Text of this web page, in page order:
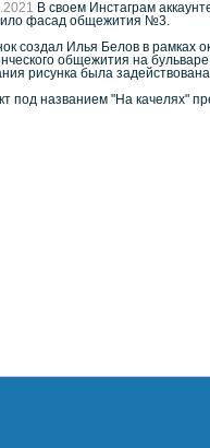
В своем Инстаграм
фасад общежития №3.
создал Илья Белов в рамках
общежития на
рисунка была
под названием "На качелях"